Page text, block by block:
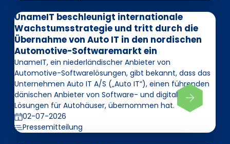
UnameIT beschleunigt internationale
Wachstumsstrategie und tritt durch die
Übernahme von Auto IT in den nordischen
Automotive-Softwaremarkt ein
UnameIT, ein niederländischer Anbieter von
Automotive-Softwarelösungen, gibt bekannt, dass das
Unternehmen Auto IT A/S („Auto IT“), einen führenden
dänischen Anbieter von Software- und digitalen
Lösungen für Autohäuser, übernommen hat.
02-07-2026
Pressemitteilung